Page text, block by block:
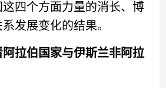
四个方面力量的消长、博
发展变化的结果。
拉伯国家与伊斯兰非阿拉